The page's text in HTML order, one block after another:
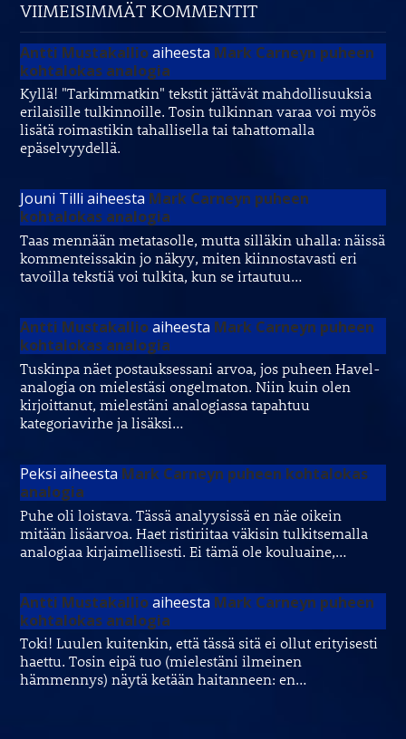
VIIMEISIMMÄT KOMMENTIT
Antti Mustakallioaiheesta Mark Carneyn puheen
kohtalokas analogia
Kyllä! "Tarkimmatkin" tekstit jättävät mahdollisuuksia
erilaisille tulkinnoille. Tosin tulkinnan varaa voi myös
lisätä roimastikin tahallisella tai tahattomalla
epäselvyydellä.
Jouni Tilli aiheesta Mark Carneyn puheen
kohtalokas analogia
Taas mennään metatasolle, mutta silläkin uhalla: näissä
kommenteissakin jo näkyy, miten kiinnostavasti eri
tavoilla tekstiä voi tulkita, kun se irtautuu…
Antti Mustakallioaiheesta Mark Carneyn puheen
kohtalokas analogia
Tuskinpa näet postauksessani arvoa, jos puheen Havel-
analogia on mielestäsi ongelmaton. Niin kuin olen
kirjoittanut, mielestäni analogiassa tapahtuu
kategoriavirhe ja lisäksi…
Peksi aiheesta Mark Carneyn puheen kohtalokas
analogia
Puhe oli loistava. Tässä analyysissä en näe oikein
mitään lisäarvoa. Haet ristiriitaa väkisin tulkitsemalla
analogiaa kirjaimellisesti. Ei tämä ole kouluaine,…
Antti Mustakallioaiheesta Mark Carneyn puheen
kohtalokas analogia
Toki! Luulen kuitenkin, että tässä sitä ei ollut erityisesti
haettu. Tosin eipä tuo (mielestäni ilmeinen
hämmennys) näytä ketään haitanneen: en…